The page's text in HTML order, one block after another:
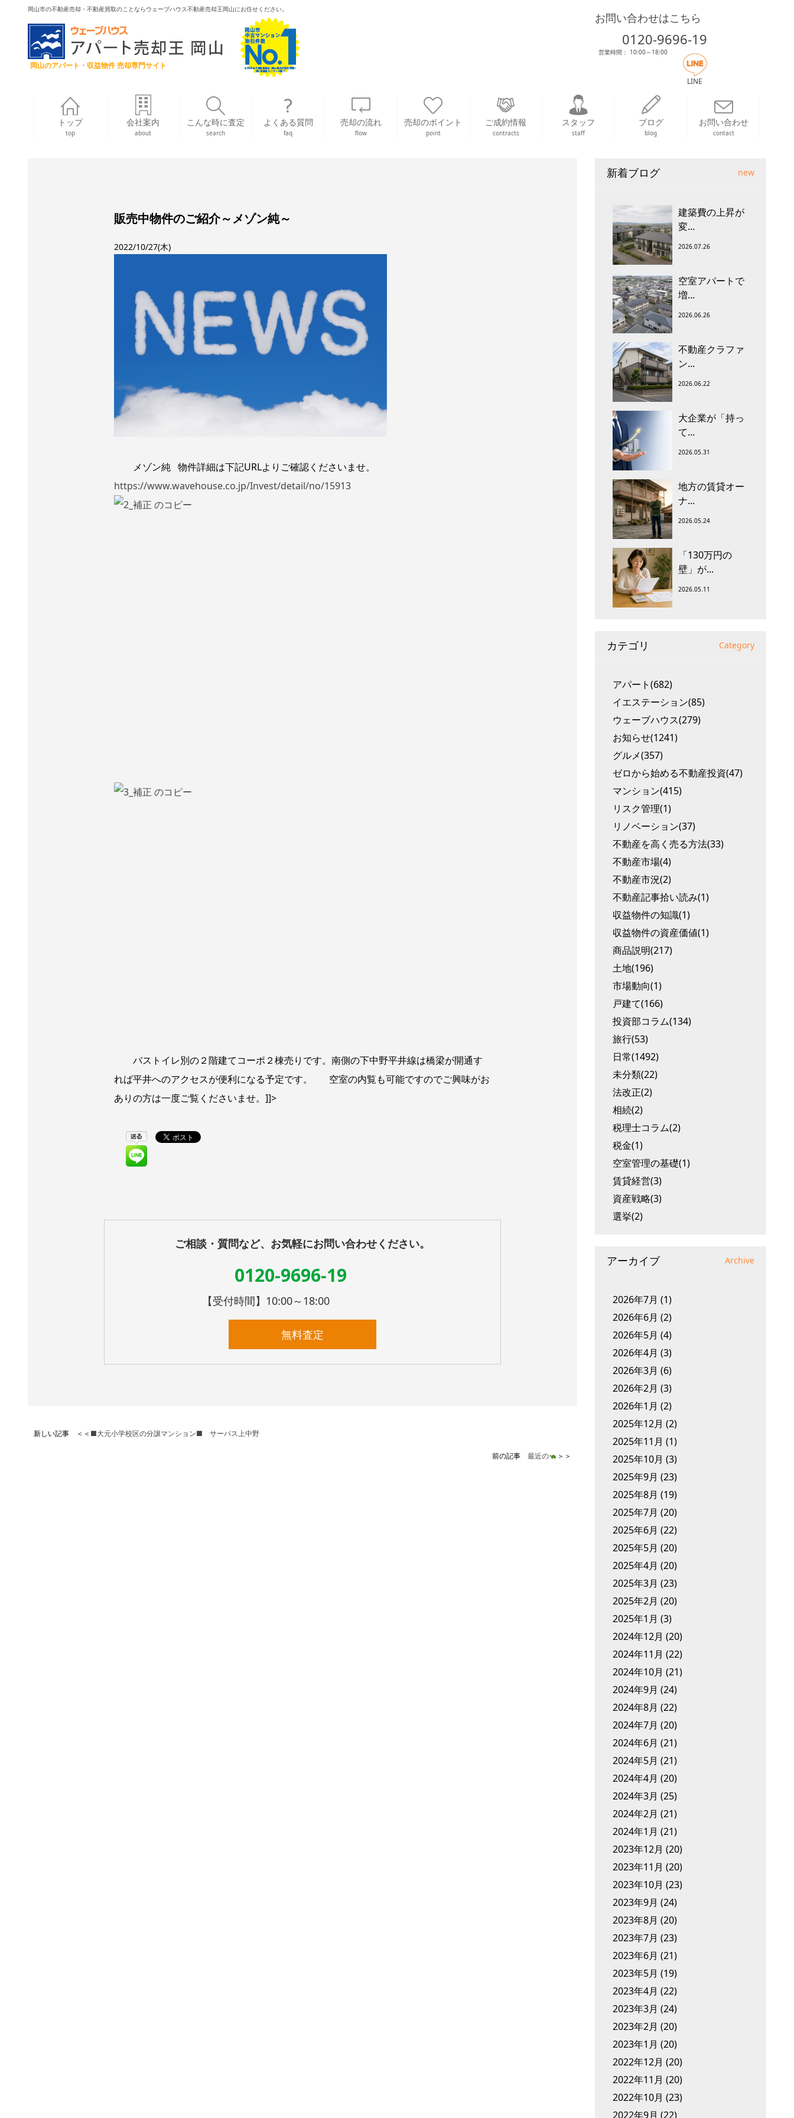
岡山市の不動産売却・不動産買取のことならウェーブハウス不動産売却王岡山にお任せください。
岡山のアパート・収益物件 売却専門サイト
お問い合わせはこちら
0120-9696-19
営業時間： 10:00～18:00
LINE
トップ
top
会社案内
about
こんな時に査定
search
よくある質問
faq
売却の流れ
flow
売却のポイント
point
ご成約情報
contracts
スタッフ
staff
ブログ
blog
お問い合わせ
contact
販売中物件のご紹介～メゾン純～
2022/10/27(木)
メゾン純 物件詳細は下記URLよりご確認くださいませ。
https://www.wavehouse.co.jp/Invest/detail/no/15913
バストイレ別の２階建てコーポ２棟売りです。南側の下中野平井線は橋梁が開通す
れば平井へのアクセスが便利になる予定です。 空室の内覧も可能ですのでご興味がお
ありの方は一度ご覧くださいませ。]]>
ご相談・質問など、お気軽にお問い合わせください。
0120-9696-19
【受付時間】10:00～18:00
無料査定
新しい記事 ＜＜ ■大元小学校区の分譲マンション■ サーパス上中野
前の記事最近の ＞＞
新着ブログ new
建築費の上昇が
変...
2026.07.26
空室アパートで
増...
2026.06.26
不動産クラファ
ン...
2026.06.22
大企業が「持っ
て...
2026.05.31
地方の賃貸オー
ナ...
2026.05.24
「130万円の
壁」が...
2026.05.11
カテゴリ Category
アパート(682)
イエステーション(85)
ウェーブハウス(279)
お知らせ(1241)
グルメ(357)
ゼロから始める不動産投資(47)
マンション(415)
リスク管理(1)
リノベーション(37)
不動産を高く売る方法(33)
不動産市場(4)
不動産市況(2)
不動産記事拾い読み(1)
収益物件の知識(1)
収益物件の資産価値(1)
商品説明(217)
土地(196)
市場動向(1)
戸建て(166)
投資部コラム(134)
旅行(53)
日常(1492)
未分類(22)
法改正(2)
相続(2)
税理士コラム(2)
税金(1)
空室管理の基礎(1)
賃貸経営(3)
資産戦略(3)
選挙(2)
アーカイブ Archive
2026年7月 (1)
2026年6月 (2)
2026年5月 (4)
2026年4月 (3)
2026年3月 (6)
2026年2月 (3)
2026年1月 (2)
2025年12月 (2)
2025年11月 (1)
2025年10月 (3)
2025年9月 (23)
2025年8月 (19)
2025年7月 (20)
2025年6月 (22)
2025年5月 (20)
2025年4月 (20)
2025年3月 (23)
2025年2月 (20)
2025年1月 (3)
2024年12月 (20)
2024年11月 (22)
2024年10月 (21)
2024年9月 (24)
2024年8月 (22)
2024年7月 (20)
2024年6月 (21)
2024年5月 (21)
2024年4月 (20)
2024年3月 (25)
2024年2月 (21)
2024年1月 (21)
2023年12月 (20)
2023年11月 (20)
2023年10月 (23)
2023年9月 (24)
2023年8月 (20)
2023年7月 (23)
2023年6月 (21)
2023年5月 (19)
2023年4月 (22)
2023年3月 (24)
2023年2月 (20)
2023年1月 (20)
2022年12月 (20)
2022年11月 (20)
2022年10月 (23)
2022年9月 (22)